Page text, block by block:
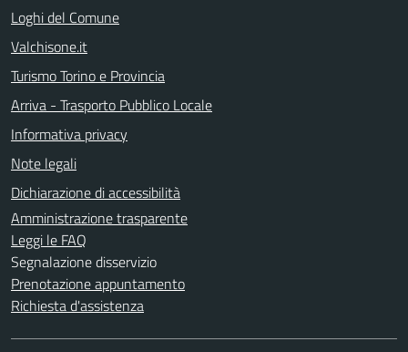
Loghi del Comune
Valchisone.it
Turismo Torino e Provincia
Arriva - Trasporto Pubblico Locale
Informativa privacy
Note legali
Dichiarazione di accessibilità
Amministrazione trasparente
Leggi le FAQ
Segnalazione disservizio
Prenotazione appuntamento
Richiesta d'assistenza